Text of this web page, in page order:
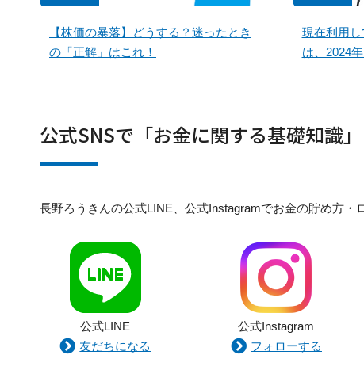
【株価の暴落】どうする？迷ったとき
の「正解」はこれ！
現在利用し
は、2024
公式SNSで「お金に関する基礎知識」
長野ろうきんの公式LINE、公式Instagramでお金の貯め方・
公式LINE
友だちになる
公式Instagram
フォローする